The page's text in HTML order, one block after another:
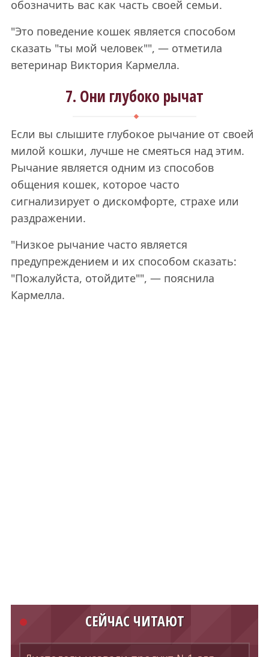
обозначить вас как часть своей семьи.
"Это поведение кошек является способом
сказать "ты мой человек"", — отметила
ветеринар Виктория Кармелла.
7. Они глубоко рычат
Если вы слышите глубокое рычание от своей
милой кошки, лучше не смеяться над этим.
Рычание является одним из способов
общения кошек, которое часто
сигнализирует о дискомфорте, страхе или
раздражении.
"Низкое рычание часто является
предупреждением и их способом сказать:
"Пожалуйста, отойдите"", — пояснила
Кармелла.
СЕЙЧАС ЧИТАЮТ